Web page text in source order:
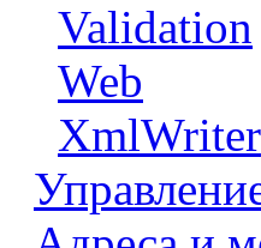
Validation
Web
XmlWriter